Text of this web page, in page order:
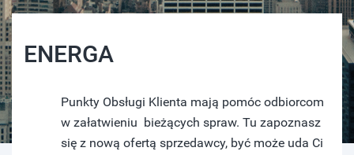
ENERGA
Punkty Obsługi Klienta mają pomóc odbiorcom
w załatwieniu bieżących spraw. Tu zapoznasz
się z nową ofertą sprzedawcy, być może uda Ci